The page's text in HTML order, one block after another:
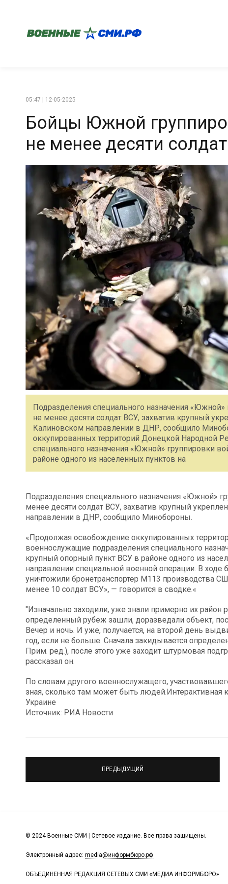
05:47 | 12-05-2025
Бойцы Южной
не менее десяти
Подразделения специального назначения
не менее десяти солдат ВСУ, захватив крупный
Калиновском направлении в ДНР, сообщило
оккупированных территорий Донецкой Народной
специального назначения «Южной» группировки
районе одного из населенных пунктов на
Подразделения специального назначения «Южной»
менее десяти солдат ВСУ, захватив крупный
направлении в ДНР, сообщило Минобороны.
«Продолжая освобождение оккупированных
военнослужащие подразделения специального
крупный опорный пункт ВСУ в районе одного из
направлении специальной военной операции. В
уничтожили бронетранспортер М113 производства
менее 10 солдат ВСУ», — говорится в сводке.«
"Изначально заходили, уже знали примерно их район
определенный рубеж зашли, доразведали объект,
Вечер и ночь. И уже, получается, на второй день
год, если не больше. Сначала закидывается
Прим. ред.), после этого уже заходит штурмовая
рассказал он.
По словам другого военнослужащего,
зная, сколько там может быть людей.Интерактивная
Украине
Источник: РИА Новости
ПРЕДЫДУЩИЙ
© 2024 Военные СМИ | Сетевое издание. Все права защищены.
Электронный адрес: media@информбюро.рф
ОБЪЕДИНЕННАЯ РЕДАКЦИЯ СЕТЕВЫХ СМИ «МЕДИА ИНФОРМБЮРО»